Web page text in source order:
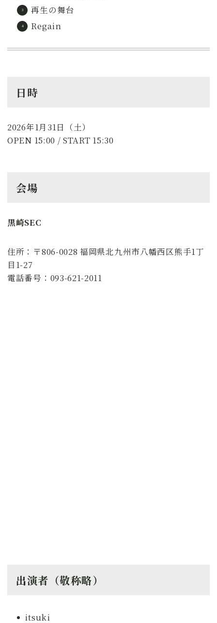
再生の舞台
Regain
日時
2026年1月31日（土）
OPEN 15:00 / START 15:30
会場
黒崎SEC
住所：〒806-0028 福岡県北九州市八幡西区熊手1丁
目1-27
電話番号：093-621-2011
出演者（敬称略）
itsuki